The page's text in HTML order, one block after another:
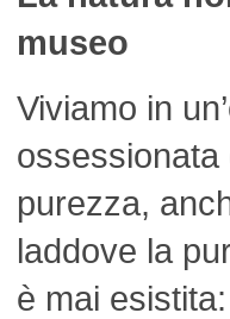
museo
Viviamo in
ossessionata
purezza,
laddove la
è mai